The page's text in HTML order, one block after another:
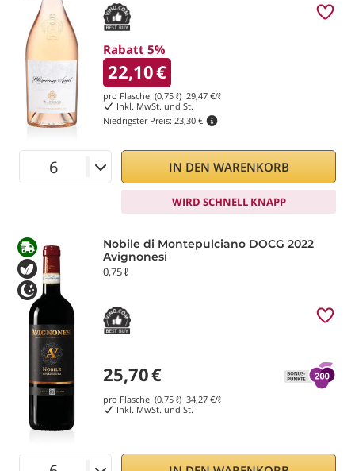
Rabatt 5%
22,10€
pro Flasche (0,75 ℓ) 29,47 €/ℓ
Inkl. MwSt. und St.
Niedrigster Preis: 23,30 €
IN DEN WARENKORB
WIRD SCHNELL KNAPP
Nobile di Montepulciano DOCG 2022
Avignonesi
0,75 ℓ
25,70€
pro Flasche (0,75 ℓ) 34,27 €/ℓ
Inkl. MwSt. und St.